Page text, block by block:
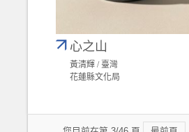
心之山
黃清輝 / 臺灣
花蓮縣文化局